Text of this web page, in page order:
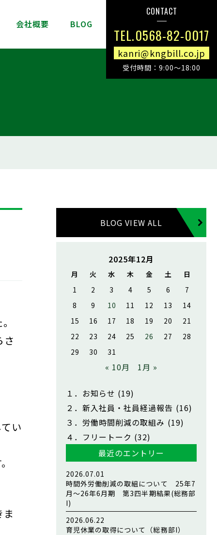
会社概要 BLOG
CONTACT
TEL.0568-82-0017
kanri@kngbill.co.jp
受付時間：9:00～18:00
さ
い
BLOG VIEW ALL
2025年12月
月 火 水 木 金 土
日
1
2 3 4 5 6
7
8
9 10 11 12 13
14
15
16 17 18 19 20
21
22
23 24 25 26 27
28
29
30 31
« 10月 1月 »
１．お知らせ (19)
２．新入社員・社員経過報告 (16)
３．労働時間削減の取組み (19)
４．フリートーク (32)
最近のエントリー
2026.07.01
時間外労働削減の取組について 25年7
月～26年6月期 第3四半期結果(総務部
I)
2026.06.22
育児休業の取得について（総務部I）